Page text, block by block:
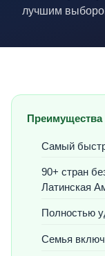
лучшим
Преимущества
Самый
90+ стран
Латинская
Полностью
Семья